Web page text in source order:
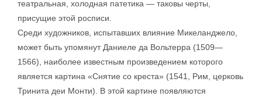
театральная, холодная патетика — таковы черты,
присущие этой росписи.
Среди художников, испытавших влияние Микеланджело,
может быть упомянут Даниеле да Вольтерра (1509—
1566), наиболее известным произведением которого
является картина «Снятие со креста» (1541, Рим, церковь
Тринита деи Монти). В этой картине появляются